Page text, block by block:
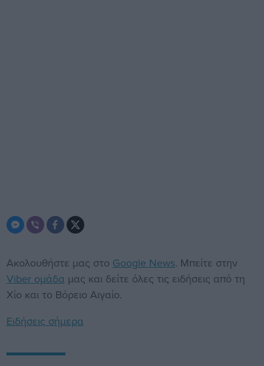
Ακολουθήστε μας στο Google News. Μπείτε στην
Viber ομάδα μας και δείτε όλες τις ειδήσεις από τη
Χίο και το Βόρειο Αιγαίο.
Ειδήσεις σήμερα